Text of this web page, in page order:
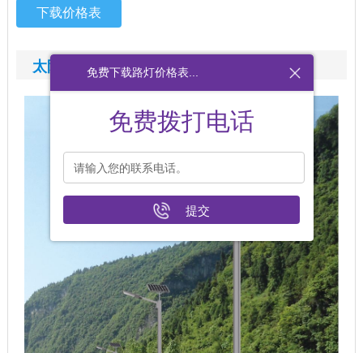
下载价格表
太阳能路灯LRTYN017（凌润光电）图文
免费下载路灯价格表...
免费拨打电话
提交